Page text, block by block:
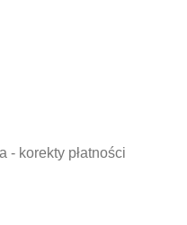
- korekty płatności